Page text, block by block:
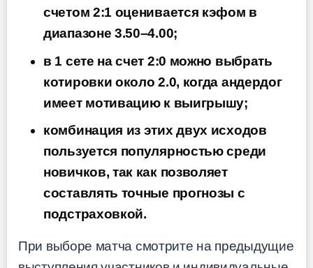
счетом 2:1 оценивается кэфом в
диапазоне 3.50–4.00;
в 1 сете на счет 2:0 можно выбрать
котировки около 2.0, когда андердог
имеет мотивацию к выигрышу;
комбинация из этих двух исходов
пользуется популярностью среди
новичков, так как позволяет
составлять точные прогнозы с
подстраховкой.
При выборе матча смотрите на предыдущие